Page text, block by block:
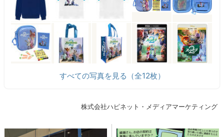
すべての写真を見る（全12枚）
株式会社ハピネット・メディアマーケティング